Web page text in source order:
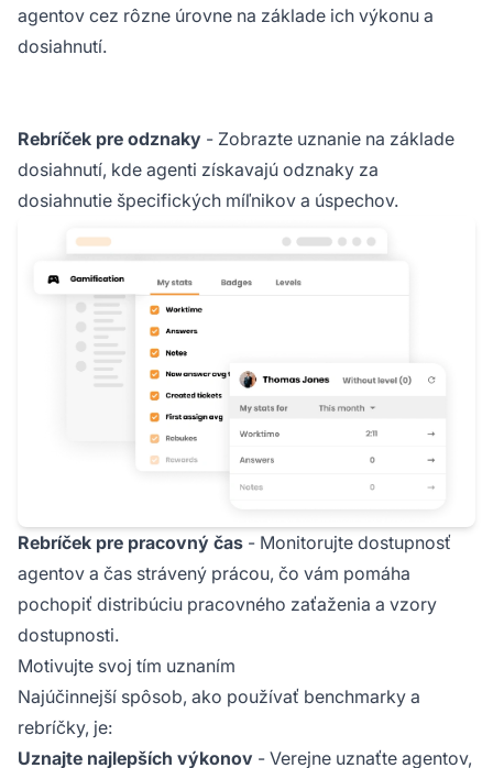
agentov cez rôzne úrovne na základe ich výkonu a
dosiahnutí.
Rebríček pre odznaky - Zobrazte uznanie na základe
dosiahnutí, kde agenti získavajú odznaky za
dosiahnutie špecifických míľnikov a úspechov.
Rebríček pre pracovný čas - Monitorujte dostupnosť
agentov a čas strávený prácou, čo vám pomáha
pochopiť distribúciu pracovného zaťaženia a vzory
dostupnosti.
Motivujte svoj tím uznaním
Najúčinnejší spôsob, ako používať benchmarky a
rebríčky, je:
Uznajte najlepších výkonov - Verejne uznaťte agentov,